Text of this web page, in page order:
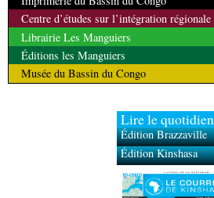
Centre d’études sur l’intégration régionale
Librairie Les Manguiers
Éditions les Manguiers
Musée du Bassin du Congo
Lire le quotidien
Édition Brazzaville
Édition Kinshasa